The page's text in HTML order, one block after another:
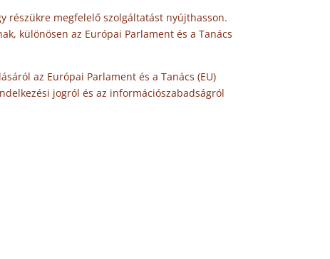
részükre megfelelő szolgáltatást nyújthasson.
különösen az Európai Parlament és a Tanács
az Európai Parlament és a Tanács (EU)
jogról és az információszabadságról